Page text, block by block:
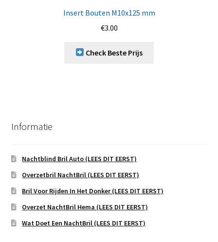
Insert Bouten M10x125 mm
€3.00
Check Beste Prijs
Informatie
Nachtblind Bril Auto (LEES DIT EERST)
Overzetbril NachtBril (LEES DIT EERST)
Bril Voor Rijden In Het Donker (LEES DIT EERST)
Overzet NachtBril Hema (LEES DIT EERST)
Wat Doet Een NachtBril (LEES DIT EERST)